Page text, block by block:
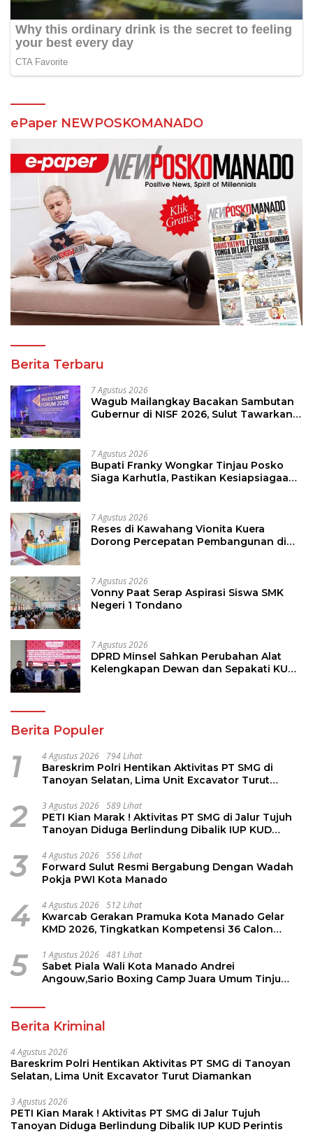
ePaper NEWPOSKOMANADO
Berita Terbaru
7 Agustus 2026
Wagub Mailangkay Bacakan Sambutan
Gubernur di NISF 2026, Sulut Tawarkan
7 Agustus 2026
Bupati Franky Wongkar Tinjau Posko
Siaga Karhutla, Pastikan Kesiapsiagaan
7 Agustus 2026
Reses di Kawahang Vionita Kuera
Dorong Percepatan Pembangunan di
7 Agustus 2026
Vonny Paat Serap Aspirasi Siswa SMK
Negeri 1 Tondano
7 Agustus 2026
DPRD Minsel Sahkan Perubahan Alat
Kelengkapan Dewan dan Sepakati KUA-
Berita Populer
1 4 Agustus 2026 794 Lihat
Bareskrim Polri Hentikan Aktivitas PT SMG di
Tanoyan Selatan, Lima Unit Excavator Turut
2 3 Agustus 2026 589 Lihat
PETI Kian Marak ! Aktivitas PT SMG di Jalur Tujuh
Tanoyan Diduga Berlindung Dibalik IUP KUD
3 4 Agustus 2026 556 Lihat
Forward Sulut Resmi Bergabung Dengan Wadah
Pokja PWI Kota Manado
4 4 Agustus 2026 512 Lihat
Kwarcab Gerakan Pramuka Kota Manado Gelar
KMD 2026, Tingkatkan Kompetensi 36 Calon
5 1 Agustus 2026 481 Lihat
Sabet Piala Wali Kota Manado Andrei
Angouw,Sario Boxing Camp Juara Umum Tinju
Berita Kriminal
4 Agustus 2026
Bareskrim Polri Hentikan Aktivitas PT SMG di Tanoyan
Selatan, Lima Unit Excavator Turut Diamankan
3 Agustus 2026
PETI Kian Marak ! Aktivitas PT SMG di Jalur Tujuh
Tanoyan Diduga Berlindung Dibalik IUP KUD Perintis